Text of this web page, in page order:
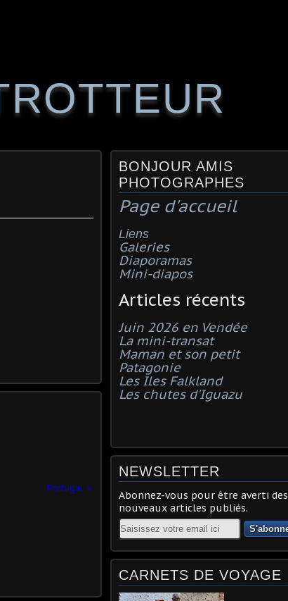
Portugal
BONJOUR AMIS
PHOTOGRAPHES
Page d'accueil
Liens
Galeries
Diaporamas
Mini-diapos
Articles récents
Juin 2026 en Vendée
La mini-transat
Maman et son petit
Patagonie
Les Iles Falkland
Les chutes d'Iguazu
NEWSLETTER
Abonnez-vous pour être averti des
nouveaux articles publiés.
Email
CARNETS DE VOYAGE